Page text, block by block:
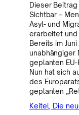
Dieser
Sichtbar –
Asyl- und
erarbeitet und
Bereits im
unabhängiger
geplanten
Nun hat sich
des
geplanten
Keitel, Die